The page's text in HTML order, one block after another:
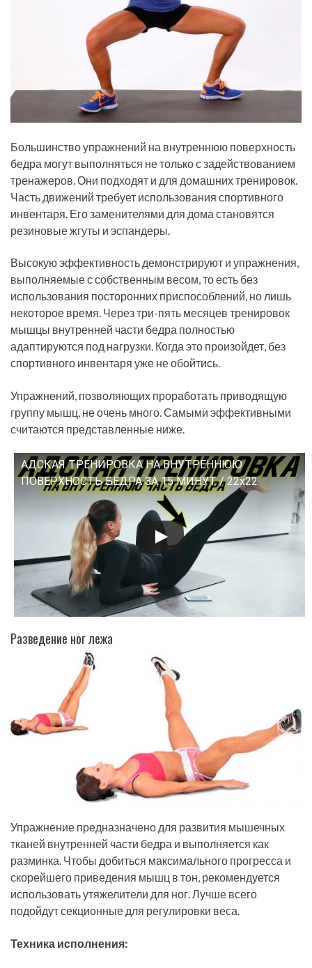
Большинство упражнений на внутреннюю поверхность
бедра могут выполняться не только с задействованием
тренажеров. Они подходят и для домашних тренировок.
Часть движений требует использования спортивного
инвентаря. Его заменителями для дома становятся
резиновые жгуты и эспандеры.
Высокую эффективность демонстрируют и упражнения,
выполняемые с собственным весом, то есть без
использования посторонних приспособлений, но лишь
некоторое время. Через три-пять месяцев тренировок
мышцы внутренней части бедра полностью
адаптируются под нагрузки. Когда это произойдет, без
спортивного инвентаря уже не обойтись.
Упражнений, позволяющих проработать приводящую
группу мышц, не очень много. Самыми эффективными
считаются представленные ниже.
АДСКАЯ ТРЕНИРОВКА НА ВНУТРЕННЮЮ
ПОВЕРХНОСТЬ БЕДРА ЗА 15 МИНУТ / 22x22
Смотрите это видео на YouTube
Разведение ног лежа
Упражнение предназначено для развития мышечных
тканей внутренней части бедра и выполняется как
разминка. Чтобы добиться максимального прогресса и
скорейшего приведения мышц в тон, рекомендуется
использовать утяжелители для ног. Лучше всего
подойдут секционные для регулировки веса.
Техника исполнения: